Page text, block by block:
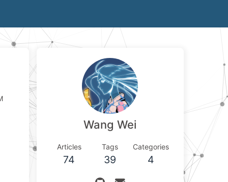
Wang Wei
Articles
74
Tags
39
Categories
4